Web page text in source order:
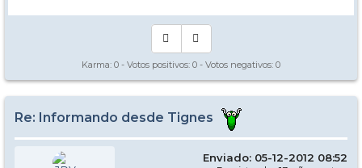
Karma: 0 - Votos positivos: 0 - Votos negativos: 0
Re: Informando desde Tignes
Enviado: 05-12-2012 08:52